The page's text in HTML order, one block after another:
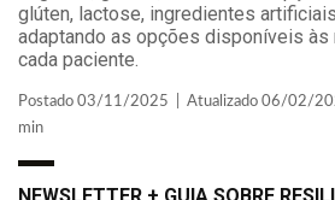
glúten, lactose, ingredientes
adaptando as opções disponíveis
cada paciente.
Postado 03/11/2025 | Atualizado 06/02/
min